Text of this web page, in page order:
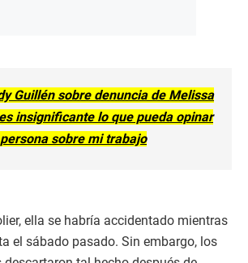
Guillén sobre denuncia de Melissa
insignificante lo que pueda opinar
sobre mi trabajo
ella se habría accidentado mientras
el sábado pasado. Sin embargo, los